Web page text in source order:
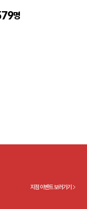
명
지점 이벤트 보러가기